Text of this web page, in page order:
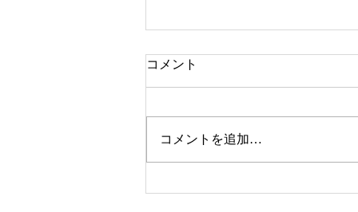
コメント
コメントを追加…